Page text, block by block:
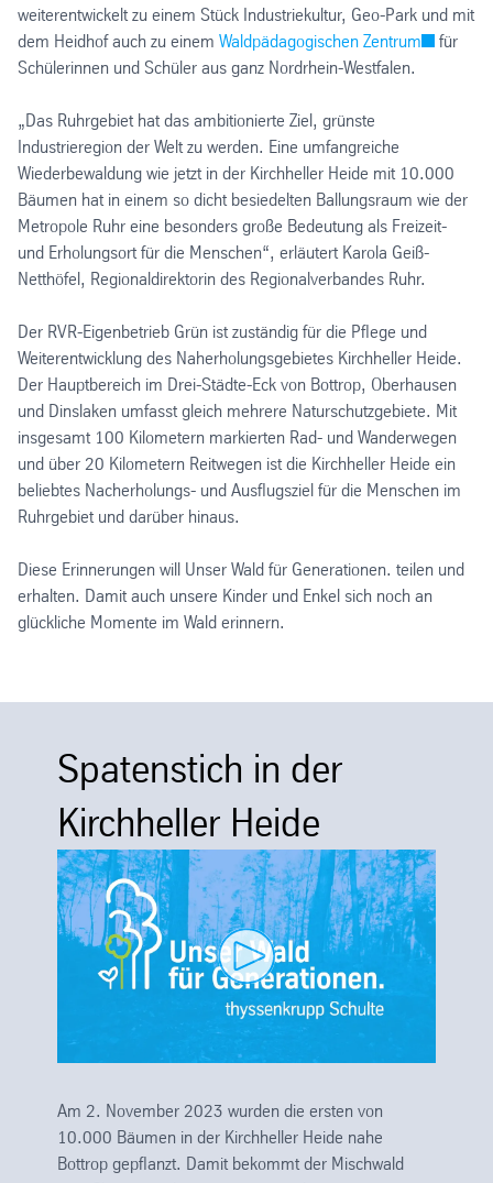
weiterentwickelt zu einem Stück Industriekultur, Geo-Park und mit
dem Heidhof auch zu einem Waldpädagogischen Zentrum
für
Schülerinnen und Schüler aus ganz Nordrhein-Westfalen.
„Das Ruhrgebiet hat das ambitionierte Ziel, grünste
Industrieregion der Welt zu werden. Eine umfangreiche
Wiederbewaldung wie jetzt in der Kirchheller Heide mit 10.000
Bäumen hat in einem so dicht besiedelten Ballungsraum wie der
Metropole Ruhr eine besonders große Bedeutung als Freizeit-
und Erholungsort für die Menschen“, erläutert Karola Geiß-
Netthöfel, Regionaldirektorin des Regionalverbandes Ruhr.
Der RVR-Eigenbetrieb Grün ist zuständig für die Pflege und
Weiterentwicklung des Naherholungsgebietes Kirchheller Heide.
Der Hauptbereich im Drei-Städte-Eck von Bottrop, Oberhausen
und Dinslaken umfasst gleich mehrere Naturschutzgebiete. Mit
insgesamt 100 Kilometern markierten Rad- und Wanderwegen
und über 20 Kilometern Reitwegen ist die Kirchheller Heide ein
beliebtes Nacherholungs- und Ausflugsziel für die Menschen im
Ruhrgebiet und darüber hinaus.
Diese Erinnerungen will Unser Wald für Generationen. teilen und
erhalten. Damit auch unsere Kinder und Enkel sich noch an
glückliche Momente im Wald erinnern.
Spatenstich in der
Kirchheller Heide
Am 2. November 2023 wurden die ersten von
10.000 Bäumen in der Kirchheller Heide nahe
Bottrop gepflanzt. Damit bekommt der Mischwald